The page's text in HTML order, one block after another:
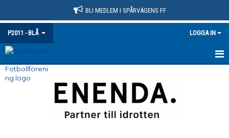
BLI MEDLEM I SPÅRVÄGENS FF
P2011 - BLÅ LOGGA IN
HEM